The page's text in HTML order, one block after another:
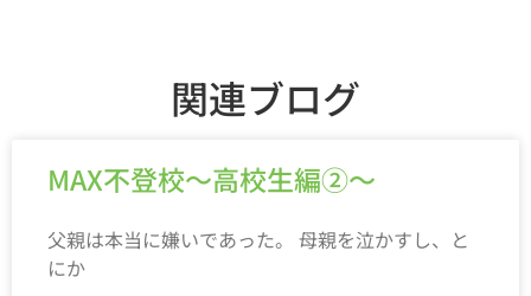
関連ブログ
MAX不登校～高校生編②～
父親は本当に嫌いであった。 母親を泣かすし、と
にか